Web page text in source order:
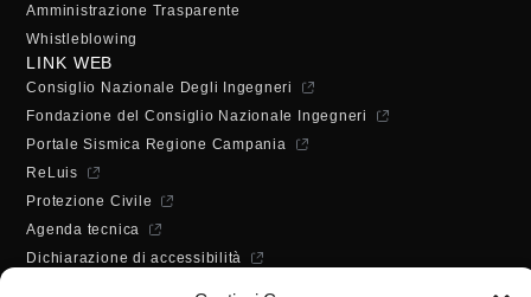
Amministrazione Trasparente
Whistleblowing
LINK WEB
Consiglio Nazionale Degli Ingegneri
Fondazione del Consiglio Nazionale Ingegneri
Portale Sismica Regione Campania
ReLuis
Protezione Civile
Agenda tecnica
Dichiarazione di accessibilità